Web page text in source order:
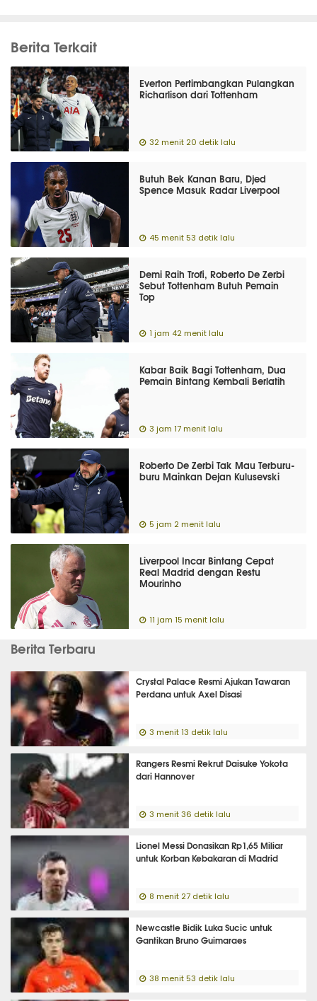
Berita Terkait
Everton Pertimbangkan Pulangkan
Richarlison dari Tottenham
32 menit 20 detik lalu
Butuh Bek Kanan Baru, Djed
Spence Masuk Radar Liverpool
45 menit 53 detik lalu
Demi Raih Trofi, Roberto De Zerbi
Sebut Tottenham Butuh Pemain
Top
1 jam 42 menit lalu
Kabar Baik Bagi Tottenham, Dua
Pemain Bintang Kembali Berlatih
3 jam 17 menit lalu
Roberto De Zerbi Tak Mau Terburu-
buru Mainkan Dejan Kulusevski
5 jam 2 menit lalu
Liverpool Incar Bintang Cepat
Real Madrid dengan Restu
Mourinho
11 jam 15 menit lalu
Berita Terbaru
Crystal Palace Resmi Ajukan Tawaran
Perdana untuk Axel Disasi
3 menit 13 detik lalu
Rangers Resmi Rekrut Daisuke Yokota
dari Hannover
3 menit 36 detik lalu
Lionel Messi Donasikan Rp1,65 Miliar
untuk Korban Kebakaran di Madrid
8 menit 27 detik lalu
Newcastle Bidik Luka Sucic untuk
Gantikan Bruno Guimaraes
38 menit 53 detik lalu